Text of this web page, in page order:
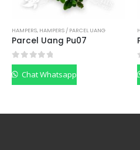
HAMPERS, HAMPERS / PARCEL UANG
Parcel Uang Pu07
0out of 5
Chat Whatsapp